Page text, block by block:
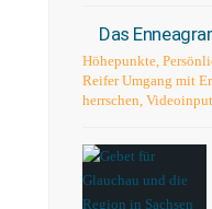
Das
Höhepunkte,
Reifer Umgang mit
herrschen,